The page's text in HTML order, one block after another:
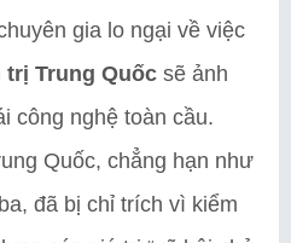
gia lo ngại về việc
trị Trung Quốc sẽ ảnh
công nghệ toàn cầu.
Quốc, chẳng hạn như
đã bị chỉ trích vì kiểm